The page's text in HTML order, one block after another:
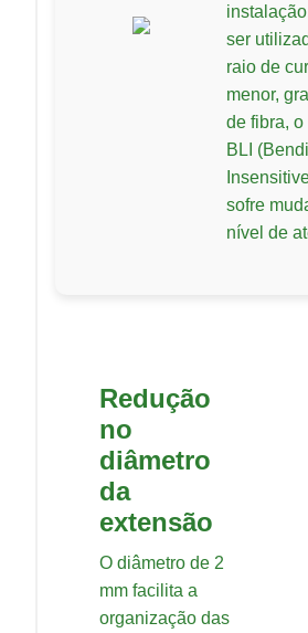
ser
raio de
menor,
de fibra, o
BLI
sofre
nível de
Redução
no
diâmetro
da
extensão
O diâmetro de 2
mm facilita a
organização das